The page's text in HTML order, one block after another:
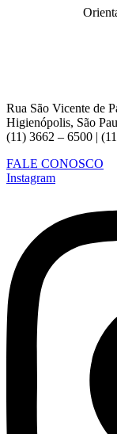
Rua São Vicente de
Higienópolis, São
(11) 3662 – 6500 |
FALE CONOSCO
Instagram